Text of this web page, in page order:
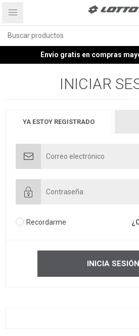
Envío gratis en compras
INICIAR
YA ESTOY REGISTRADO
Recordarme